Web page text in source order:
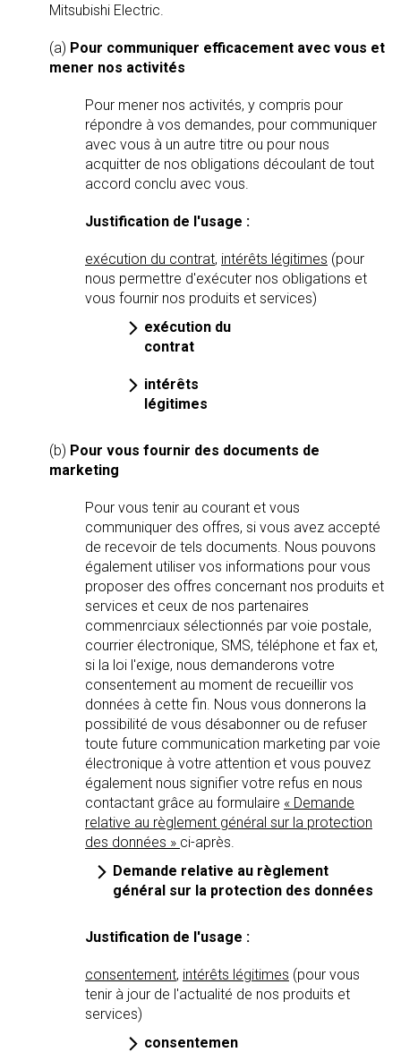
Mitsubishi Electric.
(a) Pour communiquer efficacement avec vous et
mener nos activités
Pour mener nos activités, y compris pour
répondre à vos demandes, pour communiquer
avec vous à un autre titre ou pour nous
acquitter de nos obligations découlant de tout
accord conclu avec vous.
Justification de l'usage :
exécution du contrat, intérêts légitimes (pour
nous permettre d'exécuter nos obligations et
vous fournir nos produits et services)
exécution du
contrat
intérêts
légitimes
(b) Pour vous fournir des documents de
marketing
Pour vous tenir au courant et vous
communiquer des offres, si vous avez accepté
de recevoir de tels documents. Nous pouvons
également utiliser vos informations pour vous
proposer des offres concernant nos produits et
services et ceux de nos partenaires
commenrciaux sélectionnés par voie postale,
courrier électronique, SMS, téléphone et fax et,
si la loi l'exige, nous demanderons votre
consentement au moment de recueillir vos
données à cette fin. Nous vous donnerons la
possibilité de vous désabonner ou de refuser
toute future communication marketing par voie
électronique à votre attention et vous pouvez
également nous signifier votre refus en nous
contactant grâce au formulaire « Demande
relative au règlement général sur la protection
des données » ci-après.
Demande relative au règlement
général sur la protection des données
Justification de l'usage :
consentement, intérêts légitimes (pour vous
tenir à jour de l'actualité de nos produits et
services)
consentemen